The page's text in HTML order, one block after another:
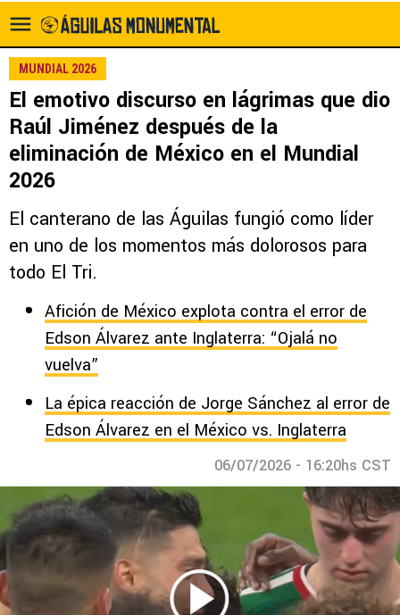
MUNDIAL 2026
El emotivo discurso en lágrimas que dio
Raúl Jiménez después de la
eliminación de México en el Mundial
2026
El canterano de las Águilas fungió como líder
en uno de los momentos más dolorosos para
todo El Tri.
Afición de México explota contra el error de
Edson Álvarez ante Inglaterra: “Ojalá no
vuelva”
La épica reacción de Jorge Sánchez al error de
Edson Álvarez en el México vs. Inglaterra
06/07/2026 - 16:20hs CST